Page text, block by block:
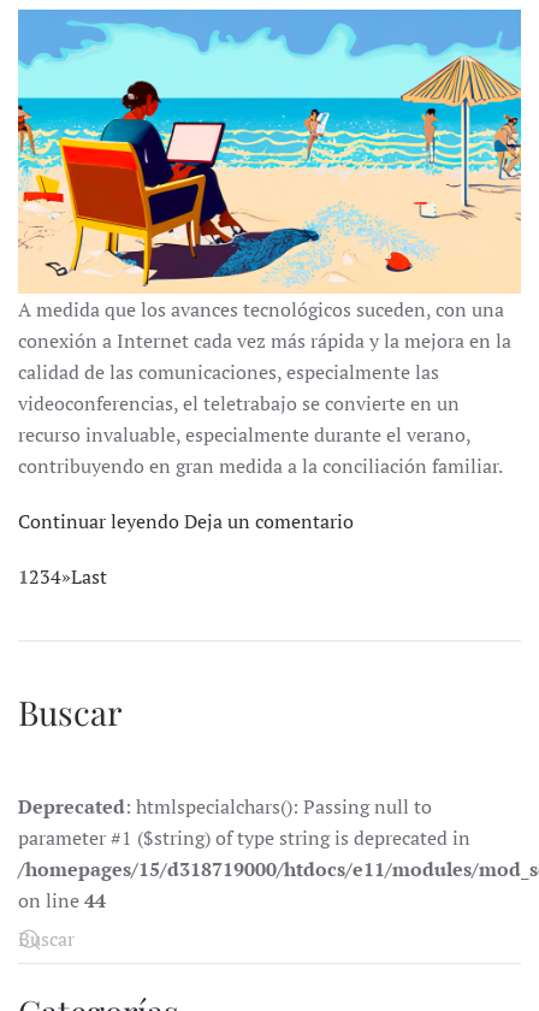
A medida que los avances tecnológicos suceden, con una
conexión a Internet cada vez más rápida y la mejora en la
calidad de las comunicaciones, especialmente las
videoconferencias, el teletrabajo se convierte en un
recurso invaluable, especialmente durante el verano,
contribuyendo en gran medida a la conciliación familiar.
Continuar leyendoDeja un comentario
1234»Last
Buscar
Deprecated: htmlspecialchars(): Passing null to
parameter #1 ($string) of type string is deprecated in
/homepages/15/d318719000/htdocs/e11/modules/
on line44